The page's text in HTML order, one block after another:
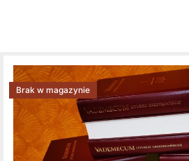
Brak w magazynie